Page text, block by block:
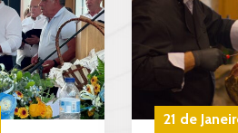
21 de